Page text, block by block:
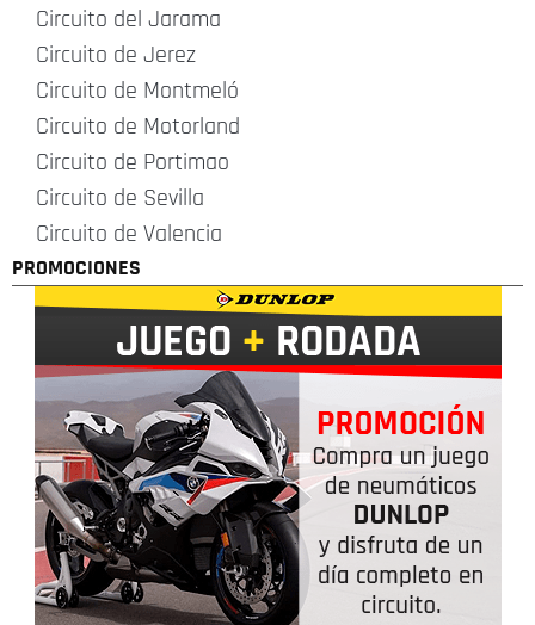
Circuito del Jarama
Circuito de Jerez
Circuito de Montmeló
Circuito de Motorland
Circuito de Portimao
Circuito de Sevilla
Circuito de Valencia
PROMOCIONES